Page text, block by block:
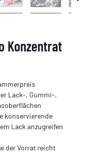
Konzentrat
Lack-, Gummi-,
konservierende
Lack anzugreifen
der Vorrat reicht